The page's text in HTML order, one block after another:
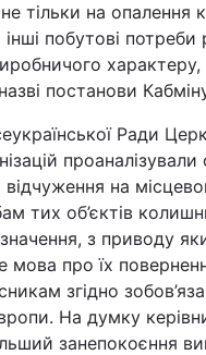
Фотобанк
Пресцентр
тільки на опалення
побутові потреби
постанови
Ради
відчуження на
тих об’єктів
з приводу
мова про їх
згідно
На думку
занепокоєння